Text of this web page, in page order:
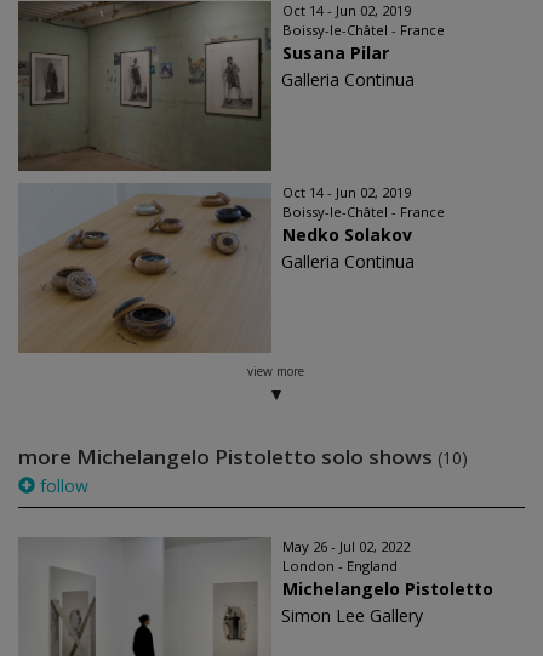
Oct 14 - Jun 02, 2019
Boissy-le-Châtel - France
Susana Pilar
Galleria Continua
Oct 14 - Jun 02, 2019
Boissy-le-Châtel - France
Nedko Solakov
Galleria Continua
view more
more Michelangelo Pistoletto solo shows (10)
follow
May 26 - Jul 02, 2022
London - England
Michelangelo Pistoletto
Simon Lee Gallery